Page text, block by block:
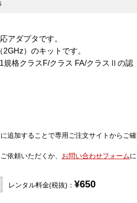
アダプタです。
）のキットです。
規格クラスF/クラス FA/クラスⅡの認
追加することで専用ご注文サイトからご確
依頼いただくか、 お問い合わせフォームに
レンタル料金(税抜)： ¥650